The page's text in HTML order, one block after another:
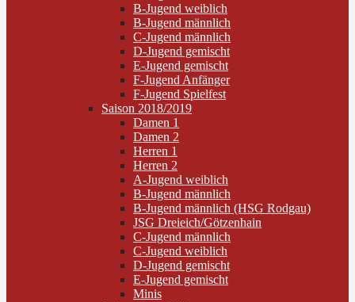
B-Jugend weiblich
B-Jugend männlich
C-Jugend männlich
D-Jugend gemischt
E-Jugend gemischt
F-Jugend Anfänger
F-Jugend Spielfest
Saison 2018/2019
Damen 1
Damen 2
Herren 1
Herren 2
A-Jugend weiblich
B-Jugend männlich
B-Jugend männlich (HSG Rodgau)
JSG Dreieich/Götzenhain
C-Jugend männlich
C-Jugend weiblich
D-Jugend gemischt
E-Jugend gemischt
Minis